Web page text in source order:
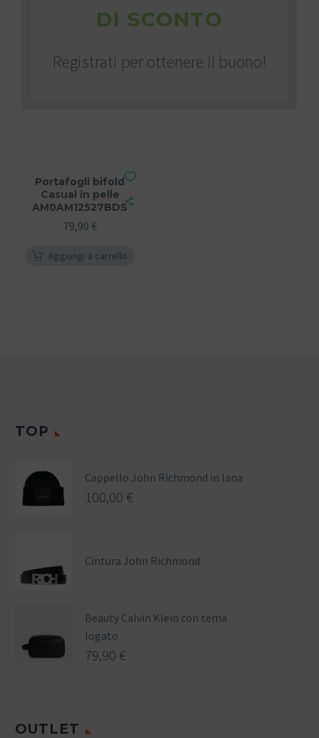
DI SCONTO
Registrati per ottenere il buono!
Portafogli bifold
Casual in pelle
AM0AM12527BDS
79,90 €
Aggiungi a carrello
TOP
Cappello John Richmond in lana
100,00 €
Cintura John Richmond
Beauty Calvin Klein con tema
logato
79,90 €
OUTLET